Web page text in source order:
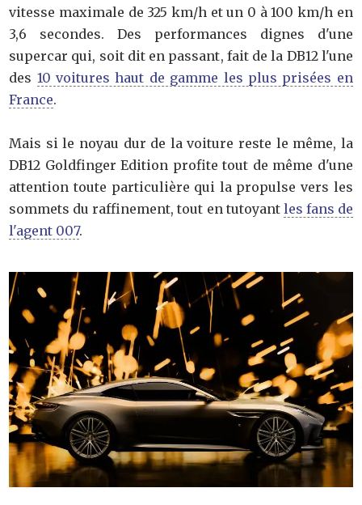
vitesse maximale de 325 km/h et un 0 à 100 km/h en
3,6 secondes. Des performances dignes d'une
supercar qui, soit dit en passant, fait de la DB12 l'une
des 10 voitures haut de gamme les plus prisées en
France.
Mais si le noyau dur de la voiture reste le même, la
DB12 Goldfinger Edition profite tout de même d'une
attention toute particulière qui la propulse vers les
sommets du raffinement, tout en tutoyant les fans de
l'agent 007.